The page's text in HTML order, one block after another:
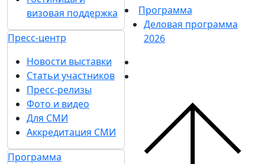
визовая поддержка
Пресс-центр
Новости выставки
Статьи участников
Пресс-релизы
Фото и видео
Для СМИ
Аккредитация СМИ
Программа
Программа
Деловая программа
2026